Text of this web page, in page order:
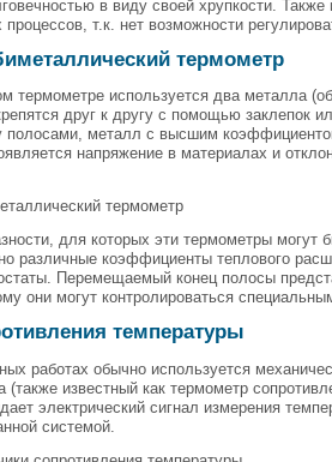
в виду своей хрупкости.
процессов, т.к. нет возможности
термометр
термометре используется два металла
друг к другу с помощью заклепок
полосами, металл с высшим
напряжение в материалах и
термометр
для которых эти термометры
различные коэффициенты теплового
Перемещаемый конец полосы
они могут контролироваться
температуры
работах обычно используется
(также известный как термометр
электрический сигнал измерения
системой.